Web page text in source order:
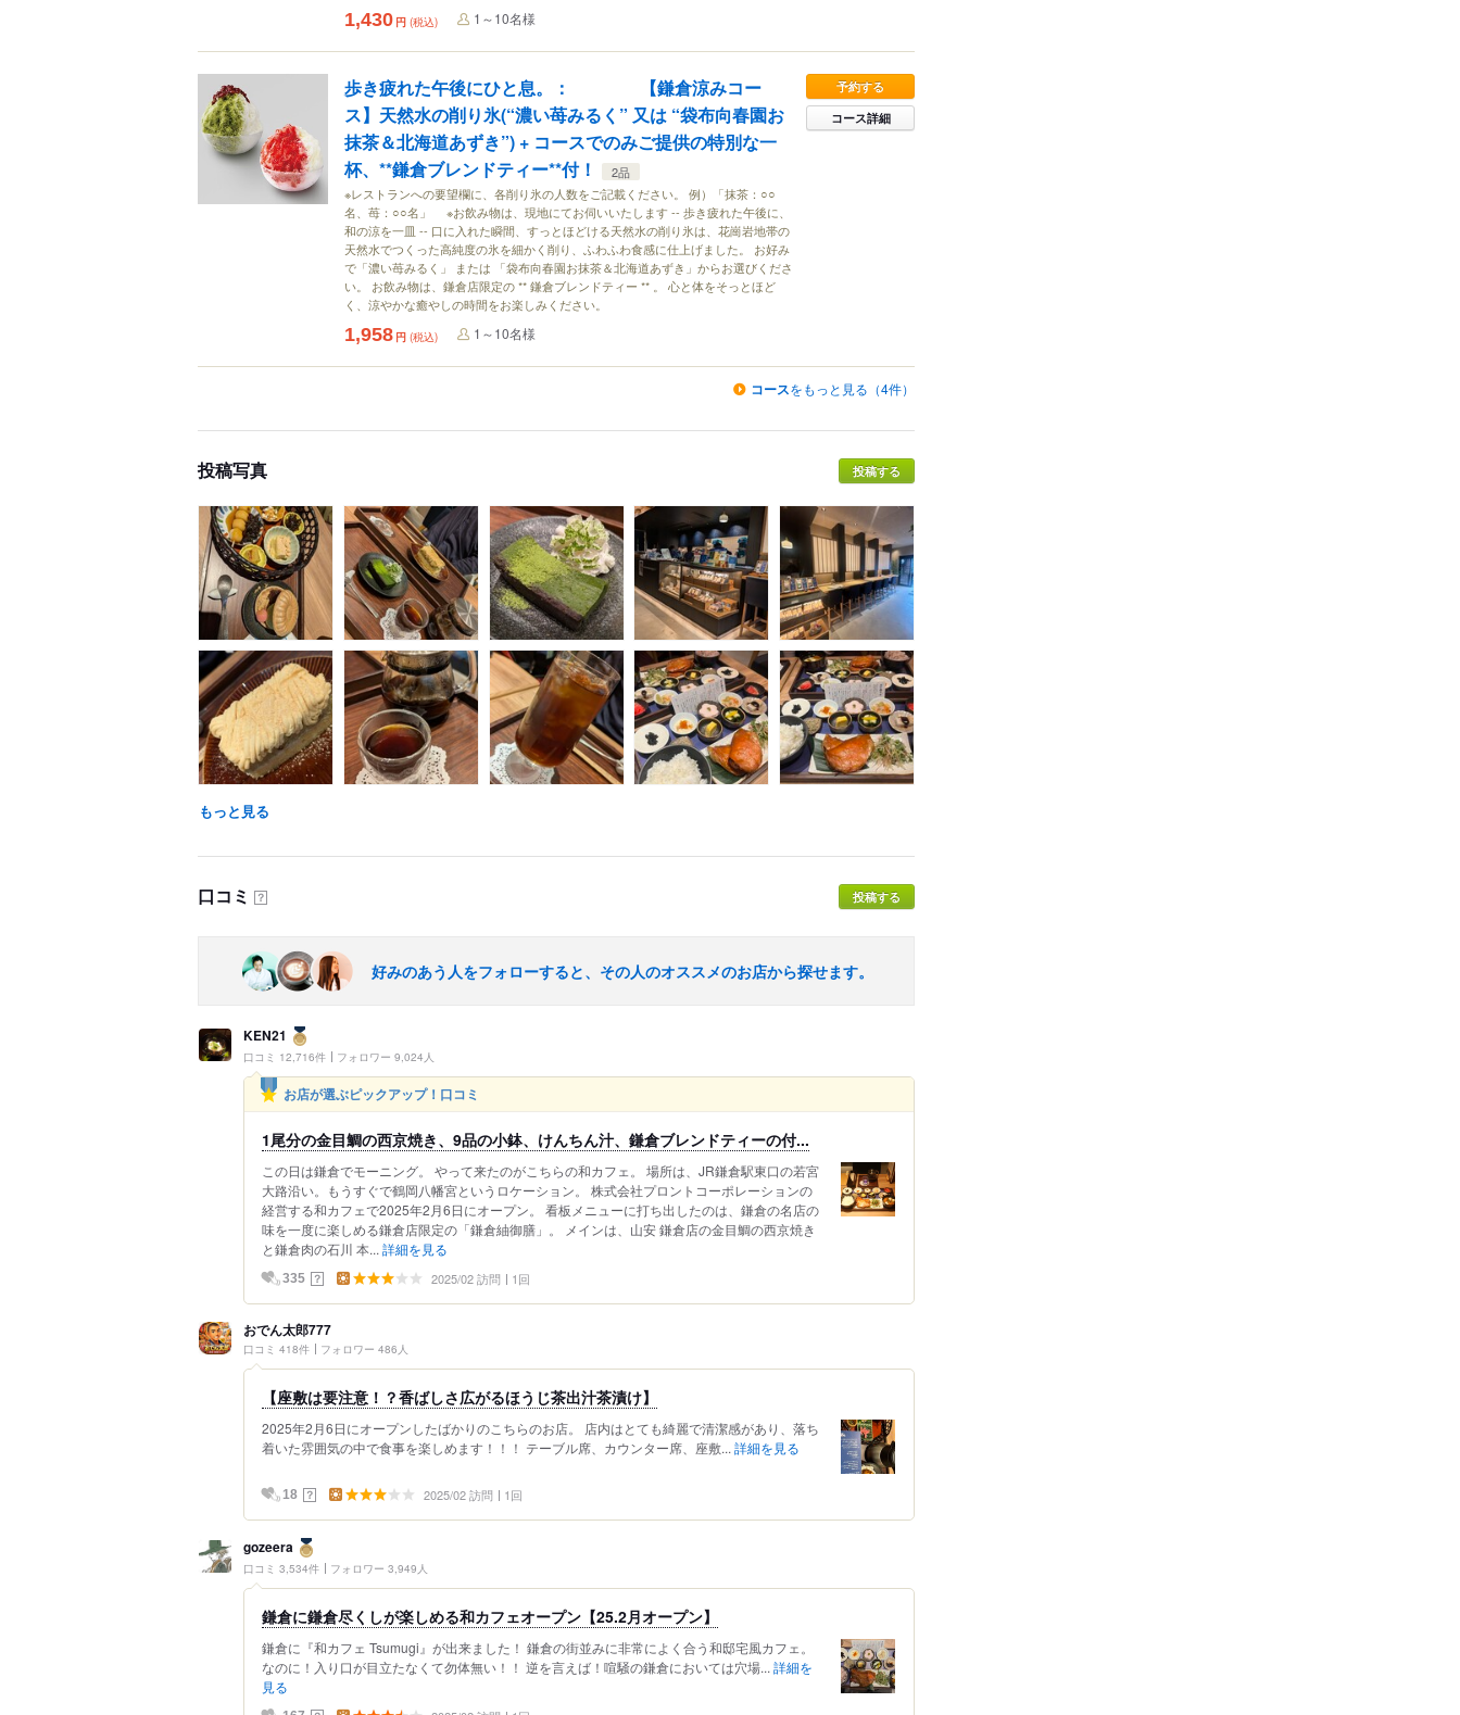
1,430 円 (税込) 1～10名様
歩き疲れた午後にひと息。： 【鎌倉涼みコー
ス】天然水の削り氷(“濃い苺みるく” 又は “袋布向春園お
抹茶＆北海道あずき”) + コースでのみご提供の特別な一
杯、**鎌倉ブレンドティー**付！
2品
※レストランへの要望欄に、各削り氷の人数をご記載ください。 例）「抹茶：○○
名、苺：○○名」 ※お飲み物は、現地にてお伺いいたします -- 歩き疲れた午後に、
和の涼を一皿 -- 口に入れた瞬間、すっとほどける天然水の削り氷は、花崗岩地帯の
天然水でつくった高純度の氷を細かく削り、ふわふわ食感に仕上げました。 お好み
で「濃い苺みるく」 または 「袋布向春園お抹茶＆北海道あずき」からお選びくださ
い。 お飲み物は、鎌倉店限定の ** 鎌倉ブレンドティー ** 。 心と体をそっとほど
く、涼やかな癒やしの時間をお楽しみください。
予約する
コース詳細
1,958 円 (税込) 1～10名様
コースをもっと見る（4件）
投稿写真 投稿する
もっと見る
口コミ ？ 投稿する
好みのあう人をフォローすると、その人のオススメのお店から探せます。
KEN21
口コミ 12,716件 フォロワー 9,024人
お店が選ぶピックアップ！口コミ
1尾分の金目鯛の西京焼き、9品の小鉢、けんちん汁、鎌倉ブレンドティーの付...
この日は鎌倉でモーニング。 やって来たのがこちらの和カフェ。 場所は、JR鎌倉駅東口の若宮
大路沿い。もうすぐで鶴岡八幡宮というロケーション。 株式会社プロントコーポレーションの
経営する和カフェで2025年2月6日にオープン。 看板メニューに打ち出したのは、鎌倉の名店の
味を一度に楽しめる鎌倉店限定の「鎌倉紬御膳」。 メインは、山安 鎌倉店の金目鯛の西京焼き
と鎌倉肉の石川 本... 詳細を見る
335 ？ 2025/02 訪問 1回
おでん太郎777
口コミ 418件 フォロワー 486人
【座敷は要注意！？香ばしさ広がるほうじ茶出汁茶漬け】
2025年2月6日にオープンしたばかりのこちらのお店。 店内はとても綺麗で清潔感があり、落ち
着いた雰囲気の中で食事を楽しめます！！！ テーブル席、カウンター席、座敷... 詳細を見る
18 ？ 2025/02 訪問 1回
gozeera
口コミ 3,534件 フォロワー 3,949人
鎌倉に鎌倉尽くしが楽しめる和カフェオープン【25.2月オープン】
鎌倉に『和カフェ Tsumugi』が出来ました！ 鎌倉の街並みに非常によく合う和邸宅風カフェ。
なのに！入り口が目立たなくて勿体無い！！ 逆を言えば！喧騒の鎌倉においては穴場... 詳細を
見る